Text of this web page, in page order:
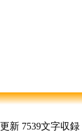
新 7539文字収録